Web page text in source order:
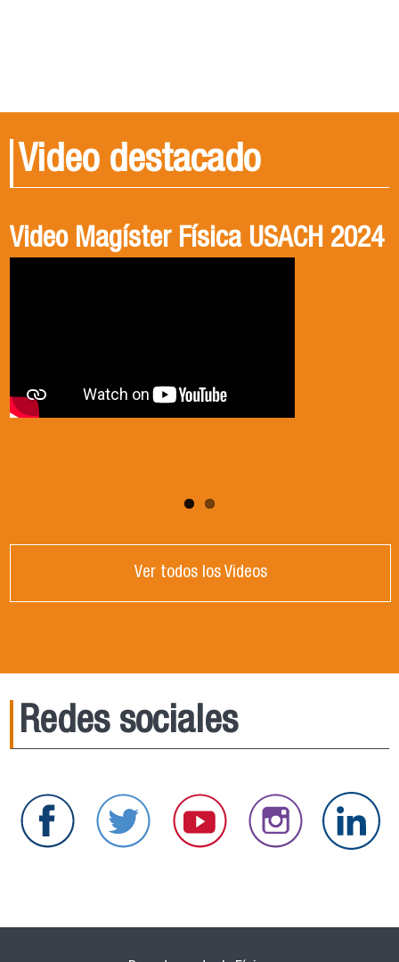
Video destacado
Video Magíster Física USACH 2024
Video Doctorado Física USACH
Ver todos los Videos
Redes sociales